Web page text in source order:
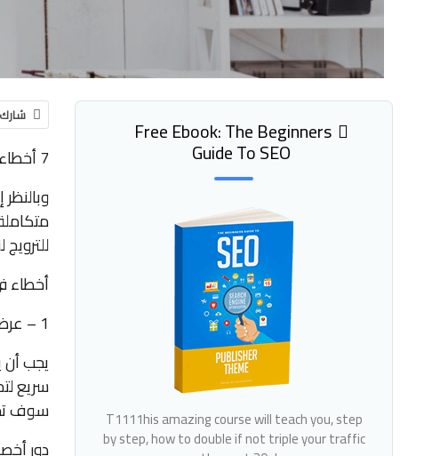
شارك
7 أخطاء في تسويق عيادتك أو مركزك الصحي
أخطاء
1 – عرض التسويق كعنصر مادي يجب تخفيضه
يجب
سريع
سوف
دور
Free Ebook: The Beginners
Guide To SEO
T1111his amazing course will teach you, step
by step, how to double if not triple your traffic